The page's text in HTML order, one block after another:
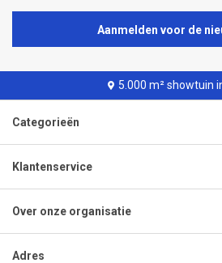
Aanmelden voor de
5.000 m² showtuin
Categorieën
Klantenservice
Over onze organisatie
Adres